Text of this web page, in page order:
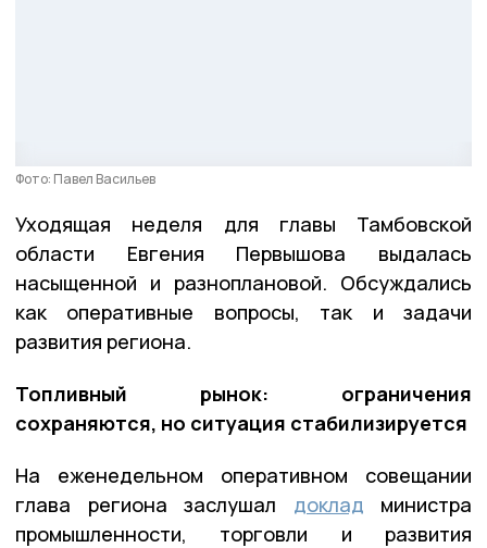
Фото: Павел Васильев
Уходящая неделя для главы Тамбовской
области Евгения Первышова выдалась
насыщенной и разноплановой. Обсуждались
как оперативные вопросы, так и задачи
развития региона.
Топливный рынок: ограничения
сохраняются, но ситуация стабилизируется
На еженедельном оперативном совещании
глава региона заслушал доклад министра
промышленности, торговли и развития